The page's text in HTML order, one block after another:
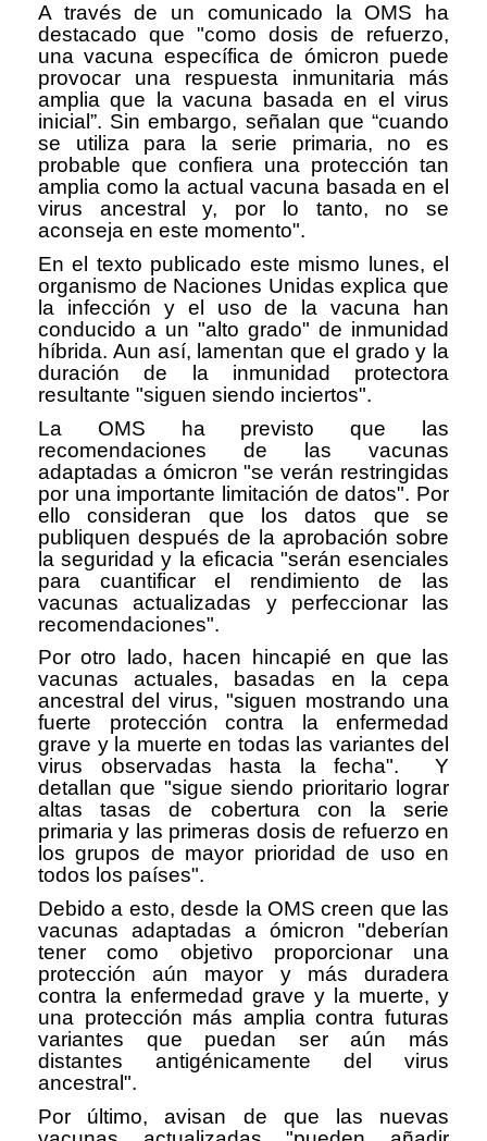
A través de un comunicado la OMS ha
destacado que "como dosis de refuerzo,
una vacuna específica de ómicron puede
provocar una respuesta inmunitaria más
amplia que la vacuna basada en el virus
inicial”. Sin embargo, señalan que “cuando
se utiliza para la serie primaria, no es
probable que confiera una protección tan
amplia como la actual vacuna basada en el
virus ancestral y, por lo tanto, no se
aconseja en este momento".
En el texto publicado este mismo lunes, el
organismo de Naciones Unidas explica que
la infección y el uso de la vacuna han
conducido a un "alto grado" de inmunidad
híbrida. Aun así, lamentan que el grado y la
duración de la inmunidad protectora
resultante "siguen siendo inciertos".
La OMS ha previsto que las
recomendaciones de las vacunas
adaptadas a ómicron "se verán restringidas
por una importante limitación de datos". Por
ello consideran que los datos que se
publiquen después de la aprobación sobre
la seguridad y la eficacia "serán esenciales
para cuantificar el rendimiento de las
vacunas actualizadas y perfeccionar las
recomendaciones".
Por otro lado, hacen hincapié en que las
vacunas actuales, basadas en la cepa
ancestral del virus, "siguen mostrando una
fuerte protección contra la enfermedad
grave y la muerte en todas las variantes del
virus observadas hasta la fecha". Y
detallan que "sigue siendo prioritario lograr
altas tasas de cobertura con la serie
primaria y las primeras dosis de refuerzo en
los grupos de mayor prioridad de uso en
todos los países".
Debido a esto, desde la OMS creen que las
vacunas adaptadas a ómicron "deberían
tener como objetivo proporcionar una
protección aún mayor y más duradera
contra la enfermedad grave y la muerte, y
una protección más amplia contra futuras
variantes que puedan ser aún más
distantes antigénicamente del virus
ancestral".
Por último, avisan de que las nuevas